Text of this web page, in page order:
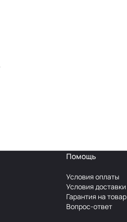
Помощь
Условия оплаты
Условия доставки
Гарантия на товар
Вопрос-ответ